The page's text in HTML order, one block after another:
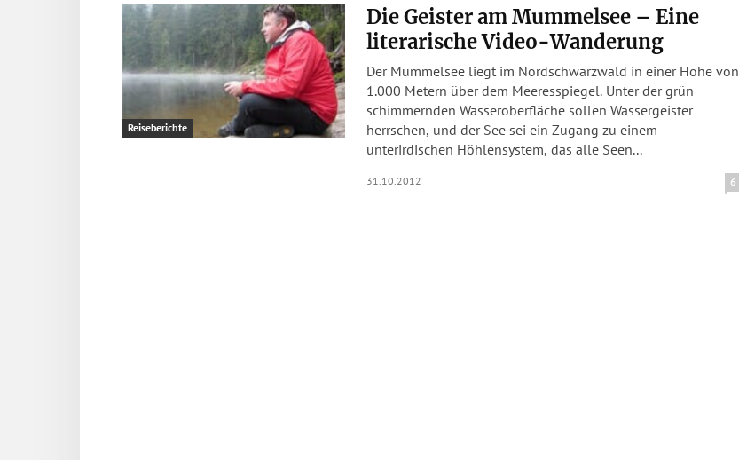
Reiseberichte
Die Geister am Mummelsee – Eine
literarische Video-Wanderung
Der Mummelsee liegt im Nordschwarzwald in einer Höhe von
1.000 Metern über dem Meeresspiegel. Unter der grün
schimmernden Wasseroberfläche sollen Wassergeister
herrschen, und der See sei ein Zugang zu einem
unterirdischen Höhlensystem, das alle Seen...
31.10.2012 6